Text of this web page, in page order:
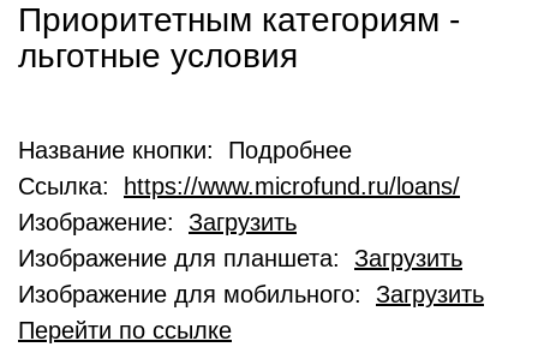
Приоритетным категориям -
льготные условия
Название кнопки: Подробнее
Ссылка:
https://www.microfund.ru/loans/
Изображение: Загрузить
Изображение для планшета: Загрузить
Изображение для мобильного: Загрузить
Перейти по ссылке